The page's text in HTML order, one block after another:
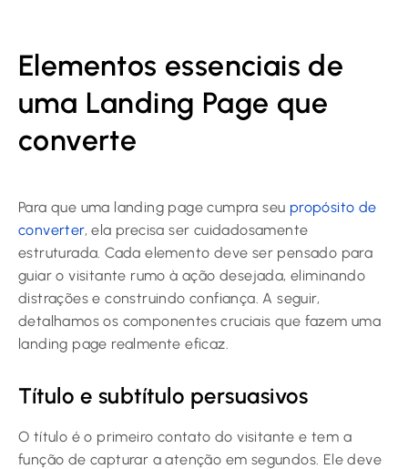
Elementos essenciais de
uma Landing Page que
converte
Para que uma landing page cumpra seu propósito de
converter, ela precisa ser cuidadosamente
estruturada. Cada elemento deve ser pensado para
guiar o visitante rumo à ação desejada, eliminando
distrações e construindo confiança. A seguir,
detalhamos os componentes cruciais que fazem uma
landing page realmente eficaz.
Título e subtítulo persuasivos
O título é o primeiro contato do visitante e tem a
função de capturar a atenção em segundos. Ele deve